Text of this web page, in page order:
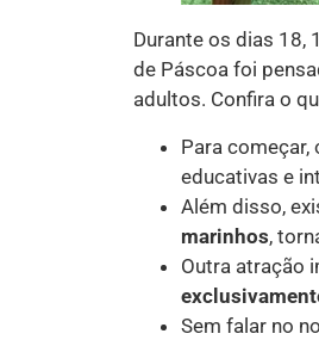
Durante os dias 18,
de Páscoa foi
adultos. Confira o
Para
educativas e
Além disso,
marinhos,
Outra atração
Sem falar no